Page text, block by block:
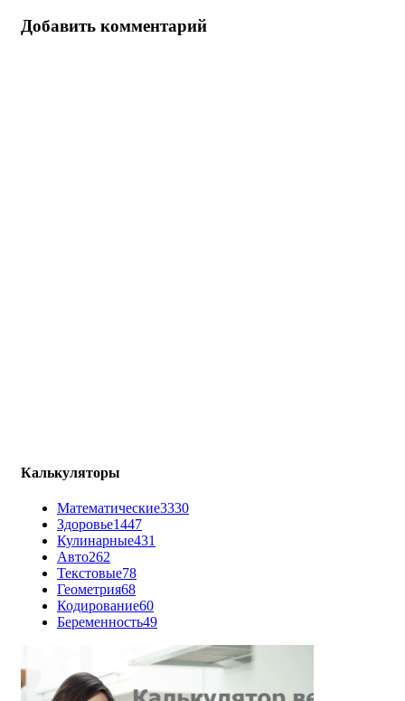
Добавить комментарий
Калькуляторы
Математические3330
Здоровье1447
Кулинарные431
Авто262
Текстовые78
Геометрия68
Кодирование60
Беременность49